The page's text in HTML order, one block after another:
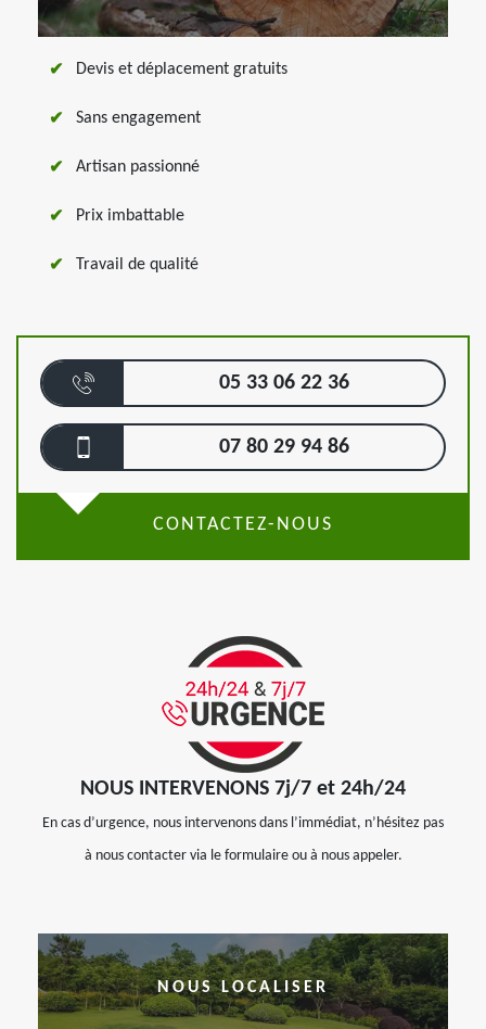
Devis et déplacement gratuits
Sans engagement
Artisan passionné
Prix imbattable
Travail de qualité
05 33 06 22 36
07 80 29 94 86
CONTACTEZ-NOUS
NOUS INTERVENONS 7j/7 et 24h/24
En cas d’urgence, nous intervenons dans l’immédiat, n’hésitez pas
à nous contacter via le formulaire ou à nous appeler.
NOUS LOCALISER